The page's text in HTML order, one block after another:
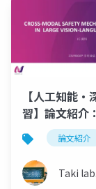
【人工知能・
習】論文紹介
Modal Safety
Mechanism
in Large
Language
論文紹介
Taki lab.